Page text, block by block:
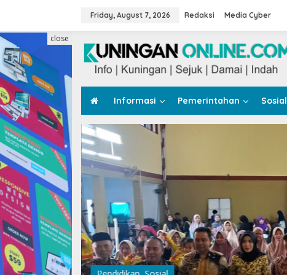
Friday, August 7, 2026 Redaksi Media Cyber
Informasi Pemerintahan Sosial
close